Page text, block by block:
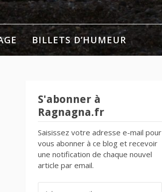
BILLETS D’HUMEUR
S'abonner à
Ragnagna.fr
Saisissez votre adresse e-mail pour
vous abonner à ce blog et recevoir
une notification de chaque nouvel
article par email.